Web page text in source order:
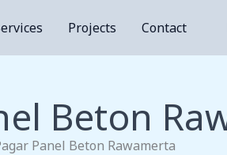
Projects Contact
Beton
Panel Beton Rawamerta